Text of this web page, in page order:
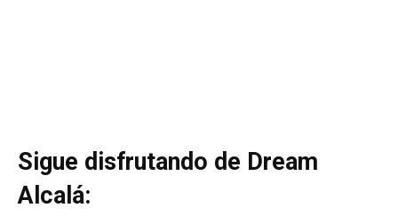
Sigue disfrutando de Dream
Alcalá: